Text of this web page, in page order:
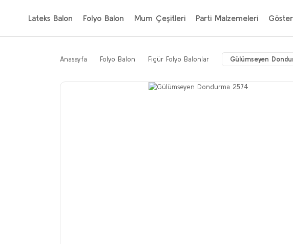
Lateks Balon Folyo Balon Mum Çeşitleri Parti Malzemeleri
Anasayfa Folyo Balon Figür Folyo Balonlar Gülümseyen